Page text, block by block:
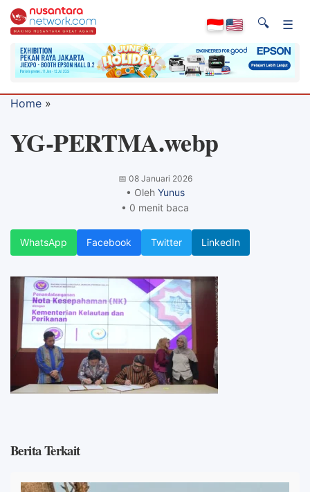
🔍 ☰
Home »
YG-PERTMA.webp
📅 08 Januari 2026
• Oleh Yunus
• 0 menit baca
WhatsApp Facebook Twitter LinkedIn
Berita Terkait